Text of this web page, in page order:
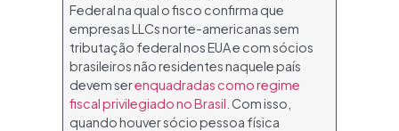
Federal na qual o fisco confirma que
empresas LLCs norte-americanas sem
tributação federal nos EUA e com sócios
brasileiros não residentes naquele país
devem serenquadradas como regime
fiscal privilegiado no Brasil . Com isso,
quando houver sócio pessoa física